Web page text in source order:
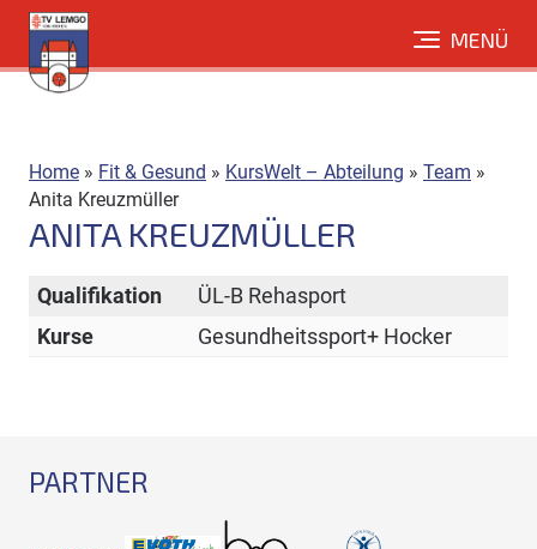
Direkt
zum
Inhalt
MENÜ
Home » Fit & Gesund » KursWelt – Abteilung » Team »
Anita Kreuzmüller
ANITA KREUZMÜLLER
Qualifikation
ÜL-B Rehasport
Kurse
Gesundheitssport+ Hocker
PARTNER